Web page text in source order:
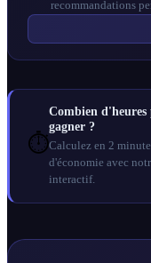
recommandations
⏱️
Combien d'heures
gagner ?
Calculez en 2
d'économie avec
interactif.